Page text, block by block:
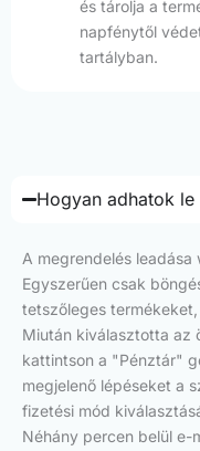
és tárolja a
napfénytől
tartályban.
Hogyan adhatok le
A megrendelés
Egyszerűen csak
tetszőleges
Miután kiválasztotta az
kattintson a "Pénztár"
megjelenő lépéseket a
fizetési mód
Néhány percen belül e-